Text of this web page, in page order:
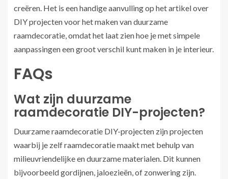
creëren. Het is een handige aanvulling op het artikel over
DIY projecten voor het maken van duurzame
raamdecoratie, omdat het laat zien hoe je met simpele
aanpassingen een groot verschil kunt maken in je interieur.
FAQs
Wat zijn duurzame
raamdecoratie DIY-projecten?
Duurzame raamdecoratie DIY-projecten zijn projecten
waarbij je zelf raamdecoratie maakt met behulp van
milieuvriendelijke en duurzame materialen. Dit kunnen
bijvoorbeeld gordijnen, jaloezieën, of zonwering zijn.